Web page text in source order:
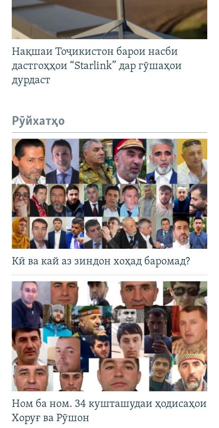
Нақшаи Тоҷикистон барои насби
дастгоҳҳои “Starlink” дар гӯшаҳои
дурдаст
Рӯйхатҳо
Кӣ ва кай аз зиндон хоҳад баромад?
Ном ба ном. 34 кушташудаи ҳодисаҳои
Хоруғ ва Рӯшон